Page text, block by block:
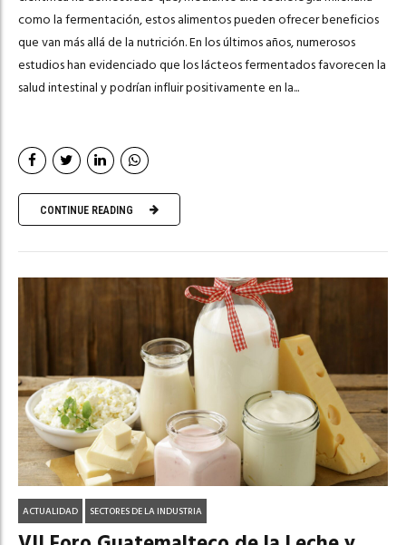
como la fermentación, estos alimentos pueden ofrecer beneficios
que van más allá de la nutrición. En los últimos años, numerosos
estudios han evidenciado que los lácteos fermentados favorecen la
salud intestinal y podrían influir positivamente en la...
CONTINUE READING
ACTUALIDAD SECTORES DE LA INDUSTRIA